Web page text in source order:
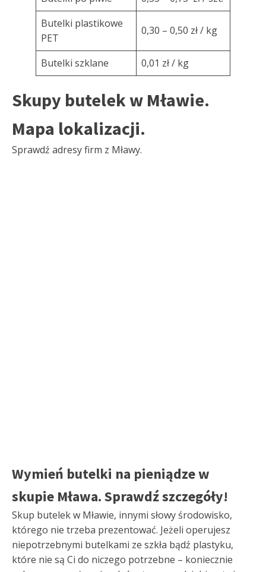
Butelki plastikowe
PET
0,30 – 0,50 zł / kg
Butelki szklane 0,01 zł / kg
Skupy butelek w Mławie.
Mapa lokalizacji.
Sprawdź adresy firm z Mławy.
Wymień butelki na pieniądze w
skupie Mława. Sprawdź szczegóły!
Skup butelek w Mławie, innymi słowy środowisko,
którego nie trzeba prezentować. Jeżeli operujesz
niepotrzebnymi butelkami ze szkła bądź plastyku,
które nie są Ci do niczego potrzebne – koniecznie